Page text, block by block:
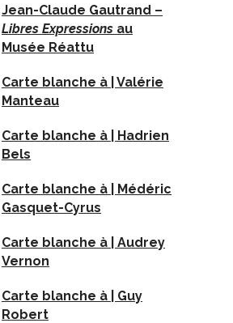
Jean-Claude Gautrand –
Libres Expressions au
Musée Réattu
Carte blanche à | Valérie
Manteau
Carte blanche à | Hadrien
Bels
Carte blanche à | Médéric
Gasquet-Cyrus
Carte blanche à | Audrey
Vernon
Carte blanche à | Guy
Robert